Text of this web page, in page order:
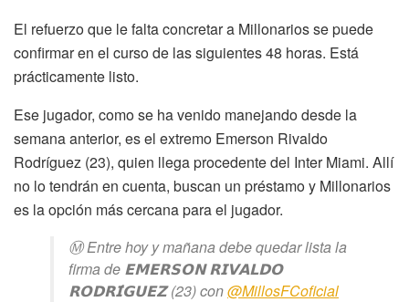
El refuerzo que le falta concretar a Millonarios se puede
confirmar en el curso de las siguientes 48 horas. Está
prácticamente listo.
Ese jugador, como se ha venido manejando desde la
semana anterior, es el extremo Emerson Rivaldo
Rodríguez (23), quien llega procedente del Inter Miami. Allí
no lo tendrán en cuenta, buscan un préstamo y Millonarios
es la opción más cercana para el jugador.
Ⓜ️ Entre hoy y mañana debe quedar lista la
firma de 𝗘𝗠𝗘𝗥𝗦𝗢𝗡 𝗥𝗜𝗩𝗔𝗟𝗗𝗢
𝗥𝗢𝗗𝗥𝗜́𝗚𝗨𝗘𝗭 (23) con@MillosFCoficial